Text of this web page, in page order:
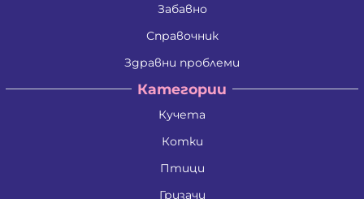
Забавно
Справочник
Здравни проблеми
Категории
Кучета
Котки
Птици
Гризачи